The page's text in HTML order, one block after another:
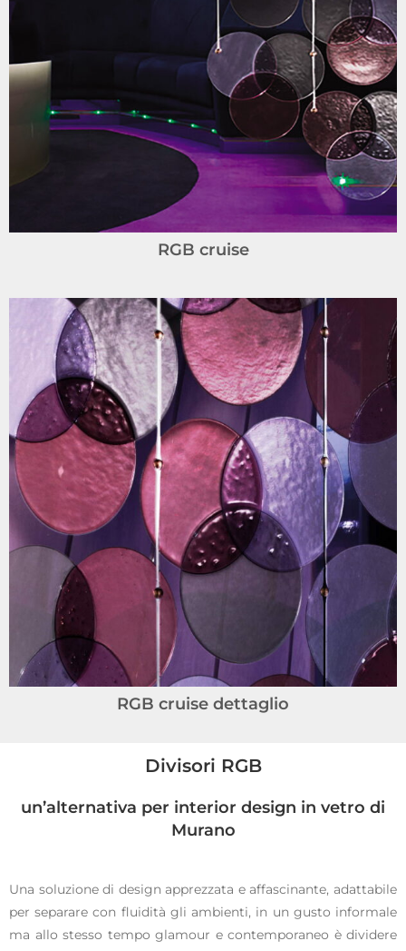
RGB cruise
RGB cruise dettaglio
Divisori RGB
un’alternativa per interior design in vetro di
Murano
Una soluzione di design apprezzata e affascinante, adattabile
per separare con fluidità gli ambienti, in un gusto informale
ma allo stesso tempo glamour e contemporaneo è dividere